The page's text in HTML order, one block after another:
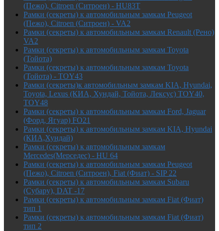
(Пежо), Citroen (Ситроен) - HU83T
Рамки (секреты) к автомобильным замкам Peugeot
(Пежо), Citroen (Ситроен) - VA2
Рамки (секреты) к автомобильным замкам Renault (Рено)
VA2
Рамки (секреты) к автомобильным замкам Toyota
(Тойота)
Рамки (секреты) к автомобильным замкам Toyota
(Тойота) - TOY43
Рамки (секреты)к автомобильным замкам KIA, Hyundai,
Toyota, Lexus (КИА, Хундай, Тойота, Лексус) TOY40,
TOY48
Рамки (секреты) к автомобильным замкам Ford, Jaguar
(Форд, Ягуар) FO21
Рамки (секреты) к автомобильным замкам KIA, Hyundai
(КИА,Хундай)
Рамки (секреты) к автомобильным замкам
Mercedes(Мерседес) - HU 64
Рамки (секреты) к автомобильным замкам Peugeot
(Пежо), Citroen (Ситроен), Fiat (Фиат) - SIP 22
Рамки (секреты) к автомобильным замкам Subaru
(Субару), DAT -17
Рамки (секреты) к автомобильным замкам Fiat (Фиат)
тип 1
Рамки (секреты) к автомобильным замкам Fiat (Фиат)
тип 2